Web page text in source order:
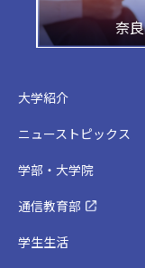
奈
大学紹介
ニューストピックス
学部・大学院
通信教育部
学生生活